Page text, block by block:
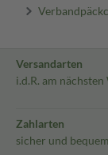
Versandarten
i.d.R. am
Zahlarten
sicher und bequem